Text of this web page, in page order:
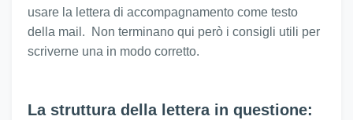
usare la lettera di accompagnamento come testo
della mail. Non terminano qui però i consigli utili per
scriverne una in modo corretto.
La struttura della lettera in questione: